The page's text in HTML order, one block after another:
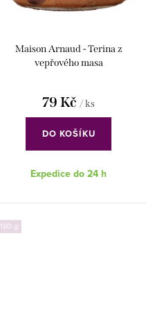
Maison Arnaud - Terina z
vepřového masa
79 Kč / ks
DO KOŠÍKU
Expedice do 24 h
180 g